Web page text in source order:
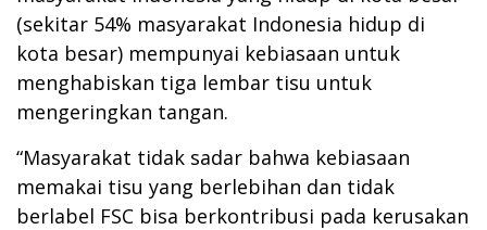
(sekitar 54% masyarakat Indonesia hidup di
kota besar) mempunyai kebiasaan untuk
menghabiskan tiga lembar tisu untuk
mengeringkan tangan.
“Masyarakat tidak sadar bahwa kebiasaan
memakai tisu yang berlebihan dan tidak
berlabel FSC bisa berkontribusi pada kerusakan